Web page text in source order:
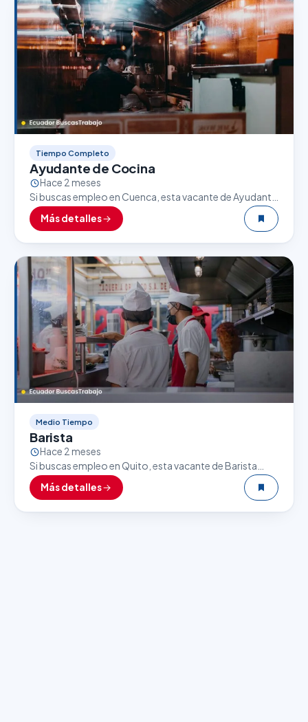
Tiempo Completo
Ayudante de Cocina
Hace 2 meses
Si buscas empleo en Cuenca, esta vacante de Ayudante
de Cocina puede ser una excelente oportunidad. El
sector gastronómico es uno de los que…
Más detalles
Medio Tiempo
Barista
Hace 2 meses
Si buscas empleo en Quito, esta vacante de Barista
puede ser una excelente oportunidad. El sector
gastronómico es uno de los que más empleo…
Más detalles